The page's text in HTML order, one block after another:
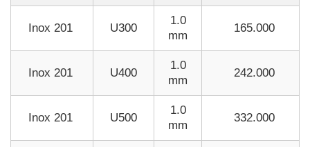
Inox 201 U300
1.0
mm
165.000
Inox 201 U400
1.0
mm
242.000
Inox 201 U500
1.0
mm
332.000